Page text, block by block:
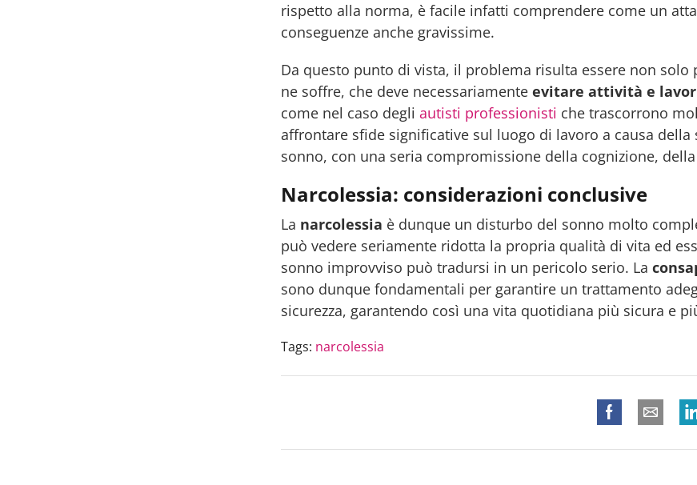
rispetto alla norma, è facile infatti comprendere come un
conseguenze anche gravissime.
Da questo punto di vista, il problema risulta essere non
ne soffre, che deve necessariamente evitare attività e
come nel caso degli autisti professionisti che trascorrono
affrontare sfide significative sul luogo di lavoro a causa
sonno, con una seria compromissione della cognizione,
Narcolessia: considerazioni conclusive
La narcolessia è dunque un disturbo del sonno molto
può vedere seriamente ridotta la propria qualità di vita ed
sonno improvviso può tradursi in un pericolo serio. La
sono dunque fondamentali per garantire un trattamento
sicurezza, garantendo così una vita quotidiana più sicura e
Tags: narcolessia